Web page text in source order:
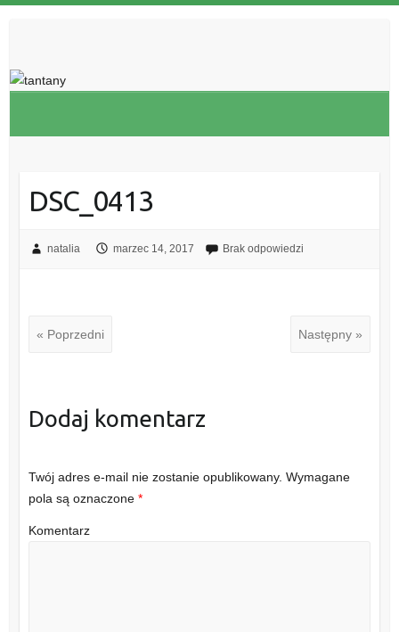
DSC_0413
natalia marzec 14, 2017 Brak odpowiedzi
« Poprzedni Następny »
Dodaj komentarz
Twój adres e-mail nie zostanie opublikowany. Wymagane
pola są oznaczone *
Komentarz